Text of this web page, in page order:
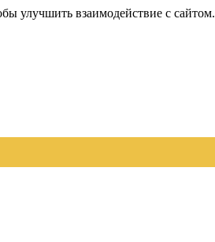
улучшить взаимодействие с сайтом.